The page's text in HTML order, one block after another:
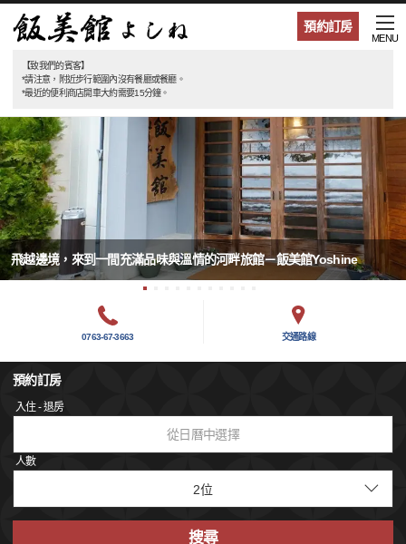
預約訂房
MENU
【致我們的賓客】
*請注意，附近步行範圍內沒有餐廳或餐廳。
*最近的便利商店開車大約需要15分鐘。
飛越邊境，來到一間充滿品味與溫情的河畔旅館－飯美館Yoshine
0763-67-3663 交通路線
預約訂房
入住 - 退房
從日曆中選擇
人數
搜尋